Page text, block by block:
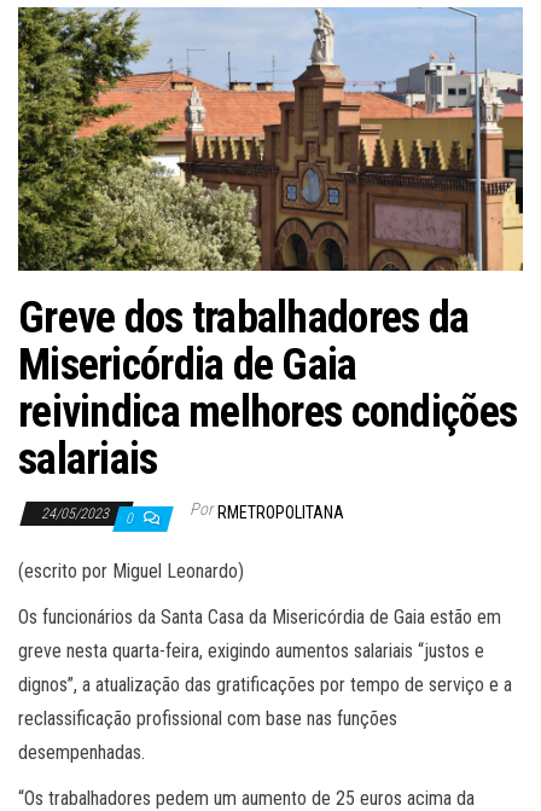
Greve dos trabalhadores da
Misericórdia de Gaia
reivindica melhores condições
salariais
24/05/2023 0 Por RMETROPOLITANA
(escrito por Miguel Leonardo)
Os funcionários da Santa Casa da Misericórdia de Gaia estão em
greve nesta quarta-feira, exigindo aumentos salariais “justos e
dignos”, a atualização das gratificações por tempo de serviço e a
reclassificação profissional com base nas funções
desempenhadas.
“Os trabalhadores pedem um aumento de 25 euros acima da